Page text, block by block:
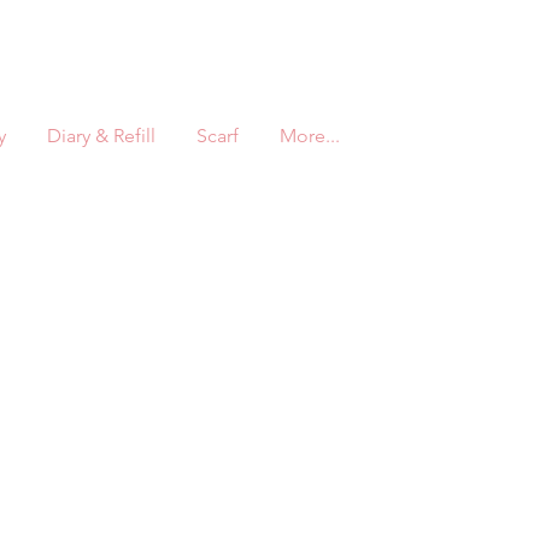
Diary & Refill Scarf More...